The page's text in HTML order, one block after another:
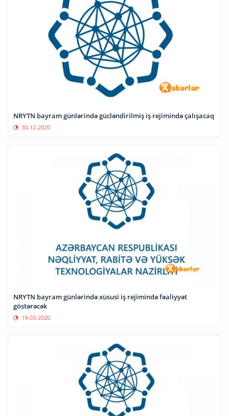
NRYTN bayram günlərində gücləndirilmiş iş rejimində çalışacaq
30-12-2020
NRYTN bayram günlərində xüsusi iş rejimində fəaliyyət
göstərəcək
19-03-2020